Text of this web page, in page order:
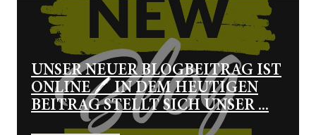
UNSER NEUER BLOGBEITRAG IST
ONLINE 🖊️ IN DEM HEUTIGEN
BEITRAG STELLT SICH UNSER ...